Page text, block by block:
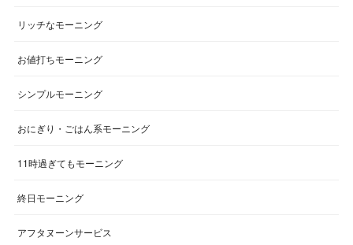
リッチなモーニング
お値打ちモーニング
シンプルモーニング
おにぎり・ごはん系モーニング
11時過ぎてもモーニング
終日モーニング
アフタヌーンサービス